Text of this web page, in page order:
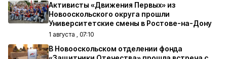
Активисты «Движения Первых» из
Новооскольского округа прошли
Университетские смены в Ростове-на-Дону
1 августа , 07:10
В Новооскольском отделении фонда